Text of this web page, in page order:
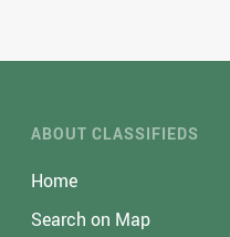
ABOUT CLASSIFIEDS
Home
Search on Map